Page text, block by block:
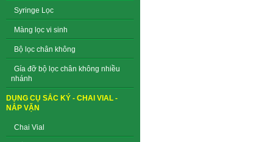
Syringe Lọc
Màng lọc vi sinh
Bộ lọc chân không
Gía đỡ bộ lọc chân không nhiều
nhánh
DỤNG CỤ SẮC KÝ - CHAI VIAL -
NẮP VẶN
Chai Vial